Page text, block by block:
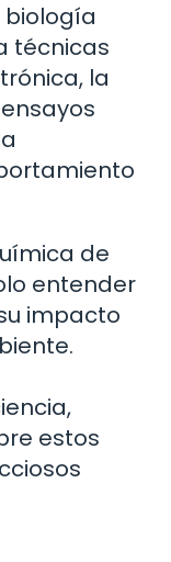
biología
técnicas
la
de
entender
impacto
estos